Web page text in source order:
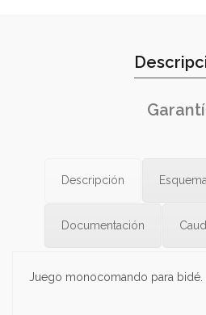
Descripción Esquema
Documentación
Juego monocomando para bidé.